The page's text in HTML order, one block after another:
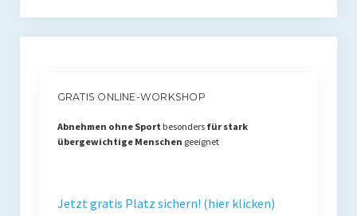
GRATIS ONLINE-WORKSHOP
Abnehmen ohne Sport besonders für stark
übergewichtige Menschen geeignet
Jetzt gratis Platz sichern! (hier klicken)